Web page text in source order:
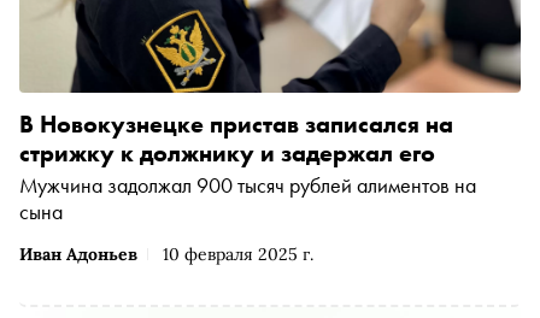
Иван Адоньев 10 февраля 2025 г.
В Новокузнецке пристав записался на
стрижку к должнику и задержал его
Мужчина задолжал 900 тысяч рублей алиментов на
сына